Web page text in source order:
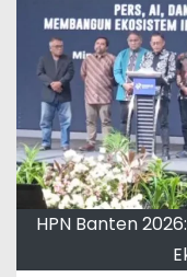
HPN Banten